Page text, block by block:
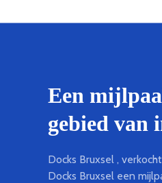
Een
gebied van
Docks Bruxsel ,
Docks Bruxsel een